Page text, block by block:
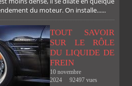
du moteur. On installe......
TOUT SAVOIR
SUR LE RÔLE
DU LIQUIDE DE
FREIN
10 novembre
2024
92497 vues